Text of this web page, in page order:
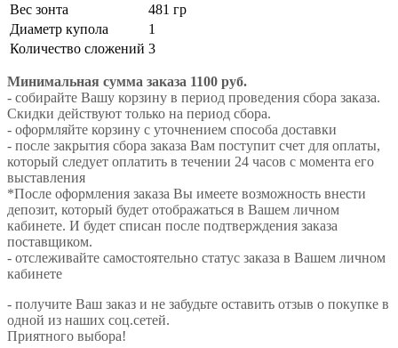
Вес зонта
481 гр
Диаметр купола
1
Количество сложений 3
Минимальная сумма заказа 1100 руб.
- собирайте Вашу корзину в период проведения сбора заказа.
Скидки действуют только на период сбора.
- оформляйте корзину с уточнением способа доставки
- после закрытия сбора заказа Вам поступит счет для оплаты,
который следует оплатить в течении 24 часов с момента его
выставления
*После оформления заказа Вы имеете возможность внести
депозит, который будет отображаться в Вашем личном
кабинете. И будет списан после подтверждения заказа
поставщиком.
- отслеживайте самостоятельно статус заказа в Вашем личном
кабинете
- получите Ваш заказ и не забудьте оставить отзыв о покупке в
одной из наших соц.сетей.
Приятного выбора!